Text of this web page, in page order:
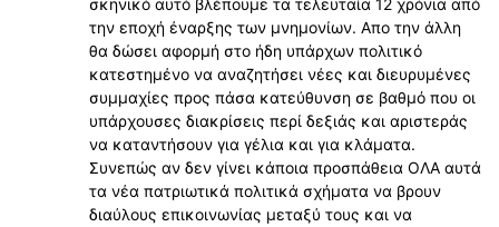
σκηνικό αυτό βλέπουμε τα τελευταία 12 χρόνια από
την εποχή έναρξης των μνημονίων. Απο την άλλη
θα δώσει αφορμή στο ήδη υπάρχων πολιτικό
κατεστημένο να αναζητήσει νέες και διευρυμένες
συμμαχίες προς πάσα κατεύθυνση σε βαθμό που οι
υπάρχουσες διακρίσεις περί δεξιάς και αριστεράς
να καταντήσουν για γέλια και για κλάματα.
Συνεπώς αν δεν γίνει κάποια προσπάθεια ΟΛΑ αυτά
τα νέα πατριωτικά πολιτικά σχήματα να βρουν
διαύλους επικοινωνίας μεταξύ τους και να